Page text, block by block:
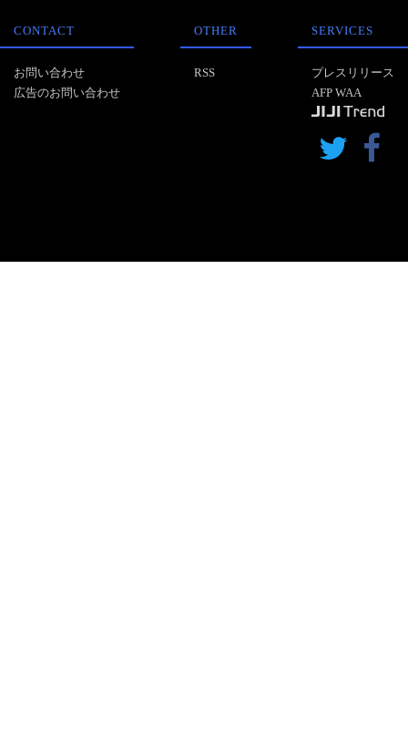
CONTACT
お問い合わせ
広告のお問い合わせ
OTHER
RSS
SERVICES
プレスリリース
AFP WAA